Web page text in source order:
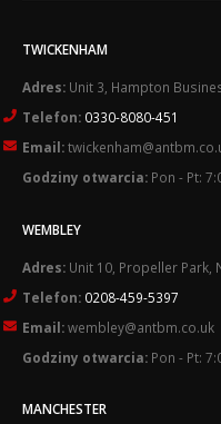
TWICKENHAM
Adres: Unit 3, Hampton
Telefon: 0330-8080-451
Email:
Godziny otwarcia: Pon - Pt:
WEMBLEY
Adres: Unit 10, Propeller Park,
Telefon: 0208-459-5397
Email:wembley@antbm.co.uk
Godziny otwarcia: Pon - Pt:
MANCHESTER